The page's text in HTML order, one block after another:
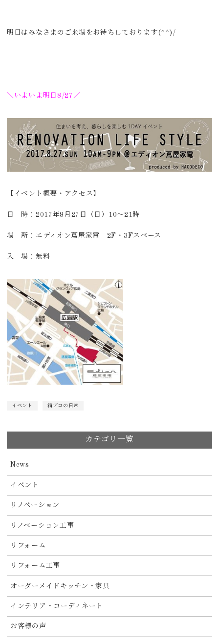
明日はみなさまのご来場をお待ちしております(^^)/
＼いよいよ明日8/27／
【イベント概要・アクセス】
日 時：2017年8月27日（日）10～21時
場 所：エディオン蔦屋家電 2F・3Fスペース
入 場：無料
イベント 箱デコの日常
カテゴリ一覧
News
イベント
リノベーション
リノベーション工事
リフォーム
リフォーム工事
オーダーメイドキッチン・家具
インテリア・コーディネート
お客様の声